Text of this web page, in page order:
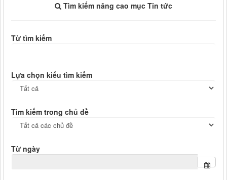
Tìm kiếm nâng cao mục Tin tức
Từ tìm kiếm
Lựa chọn kiểu tìm kiếm
Tìm kiếm trong chủ đề
Từ ngày